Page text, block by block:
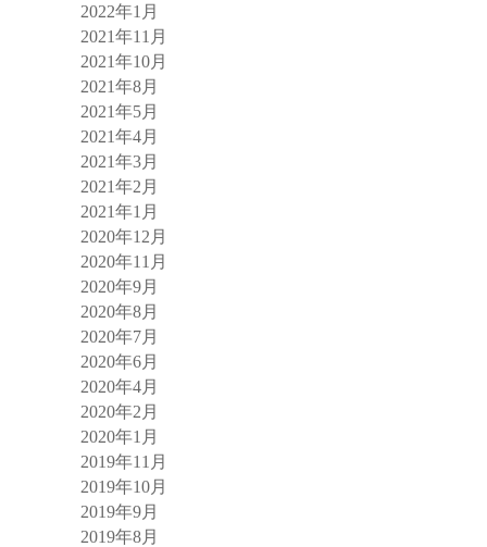
2022年1月
2021年11月
2021年10月
2021年8月
2021年5月
2021年4月
2021年3月
2021年2月
2021年1月
2020年12月
2020年11月
2020年9月
2020年8月
2020年7月
2020年6月
2020年4月
2020年2月
2020年1月
2019年11月
2019年10月
2019年9月
2019年8月